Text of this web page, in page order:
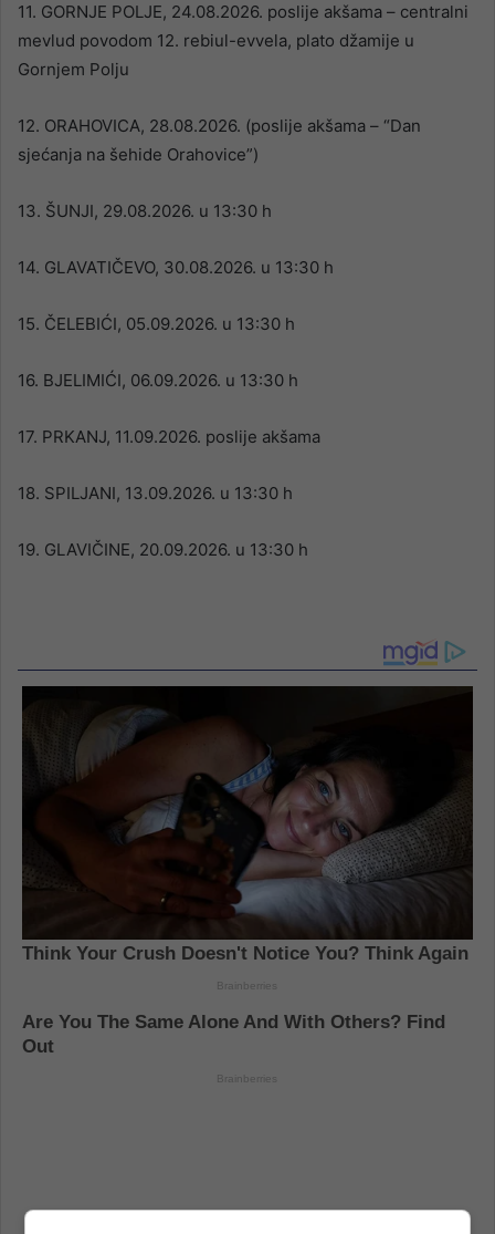
11. GORNJE POLJE, 24.08.2026. poslije akšama – centralni
mevlud povodom 12. rebiul-evvela, plato džamije u
Gornjem Polju
12. ORAHOVICA, 28.08.2026. (poslije akšama – “Dan
sjećanja na šehide Orahovice”)
13. ŠUNJI, 29.08.2026. u 13:30 h
14. GLAVATIČEVO, 30.08.2026. u 13:30 h
15. ČELEBIĆI, 05.09.2026. u 13:30 h
16. BJELIMIĆI, 06.09.2026. u 13:30 h
17. PRKANJ, 11.09.2026. poslije akšama
18. SPILJANI, 13.09.2026. u 13:30 h
19. GLAVIČINE, 20.09.2026. u 13:30 h